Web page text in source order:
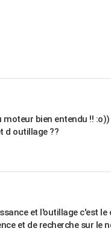
moteur bien entendu !!
d outillage ??
et l'outillage c'est
et de recherche sur le